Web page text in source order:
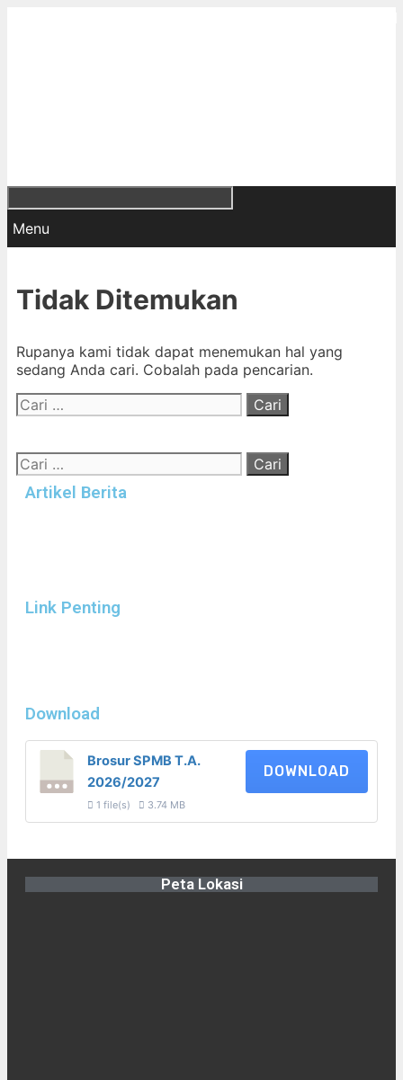
Menu
Tidak Ditemukan
Rupanya kami tidak dapat menemukan hal yang
sedang Anda cari. Cobalah pada pencarian.
Artikel Berita
Link Penting
Download
Brosur SPMB T.A.
2026/2027
1 file(s) 3.74 MB
DOWNLOAD
Peta Lokasi